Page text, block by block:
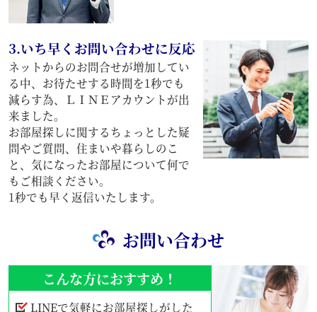
3.いち早くお問い合わせに反応
ネットからのお問合せが増加してい
る中、お待たせする時間を1秒でも
減らす為、ＬＩＮＥアカウントが出
来ました。
お部屋探しに関するちょっとした疑
問やご質問、住まいや暮らしのこ
と、気になったお部屋について何で
もご相談ください。
1秒でも早く返信いたします。
お問い合わせ
こんな方におすすめ！
LINEで気軽にお部屋探しがした